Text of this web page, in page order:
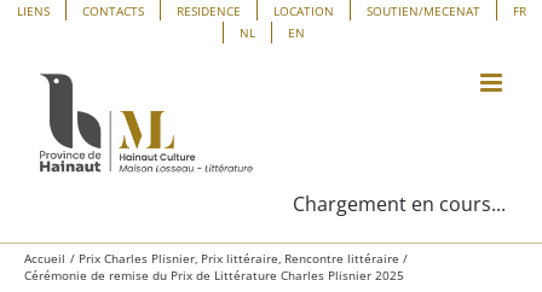
Panneau de gestion des cookies
Passer
contenu
LIENS CONTACTS RESIDENCE LOCATION SOUTIEN/MECENAT
FR
NL
EN
Chargement en cours...
Accueil Prix Charles Plisnier Prix littéraire Rencontre littéraire
Cérémonie de remise du Prix de Littérature Charles Plisnier 2025